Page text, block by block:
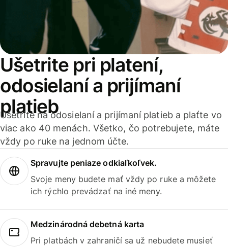
Ušetrite pri platení,
odosielaní a prijímaní
platieb
Ušetrite na odosielaní a prijímaní platieb a plaťte vo
viac ako 40 menách. Všetko, čo potrebujete, máte
vždy po ruke na jednom účte.
Spravujte peniaze odkiaľkoľvek.
Svoje meny budete mať vždy po ruke a môžete
ich rýchlo prevádzať na iné meny.
Medzinárodná debetná karta
Pri platbách v zahraničí sa už nebudete musieť